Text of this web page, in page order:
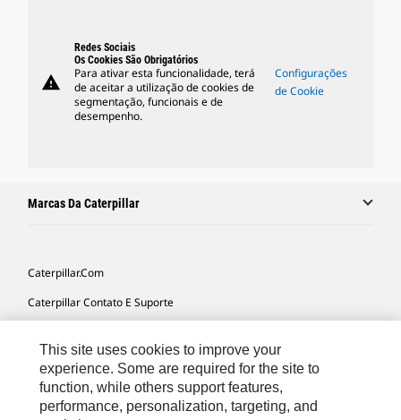
warning
Redes Sociais
Os Cookies São Obrigatórios
Para ativar esta funcionalidade, terá
de aceitar a utilização de cookies de
segmentação, funcionais e de
desempenho.
Configurações
de Cookie
Marcas Da Caterpillar
Caterpillar.com
Caterpillar Contato E Suporte
Mapa Do Local
Cookie Settings
This site uses cookies to improve your
experience. Some are required for the site to
function, while others support features,
performance, personalization, targeting, and